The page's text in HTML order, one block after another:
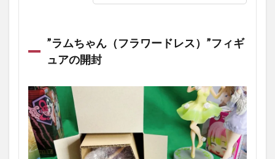
”ラムちゃん（フラワードレス）”フィギ
ュアの開封